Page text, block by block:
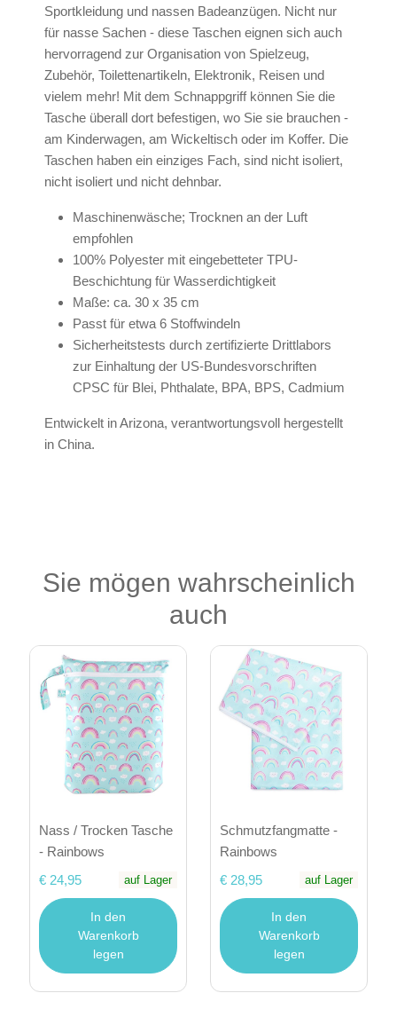
Sportkleidung und nassen Badeanzügen. Nicht nur
für nasse Sachen - diese Taschen eignen sich auch
hervorragend zur Organisation von Spielzeug,
Zubehör, Toilettenartikeln, Elektronik, Reisen und
vielem mehr! Mit dem Schnappgriff können Sie die
Tasche überall dort befestigen, wo Sie sie brauchen -
am Kinderwagen, am Wickeltisch oder im Koffer. Die
Taschen haben ein einziges Fach, sind nicht isoliert,
nicht isoliert und nicht dehnbar.
Maschinenwäsche; Trocknen an der Luft
empfohlen
100% Polyester mit eingebetteter TPU-
Beschichtung für Wasserdichtigkeit
Maße: ca. 30 x 35 cm
Passt für etwa 6 Stoffwindeln
Sicherheitstests durch zertifizierte Drittlabors
zur Einhaltung der US-Bundesvorschriften
CPSC für Blei, Phthalate, BPA, BPS, Cadmium
Entwickelt in Arizona, verantwortungsvoll hergestellt
in China.
Sie mögen wahrscheinlich
auch
Nass / Trocken Tasche
- Rainbows
€ 24,95
auf Lager
In den
Warenkorb
legen
Schmutzfangmatte -
Rainbows
€ 28,95
auf Lager
In den
Warenkorb
legen